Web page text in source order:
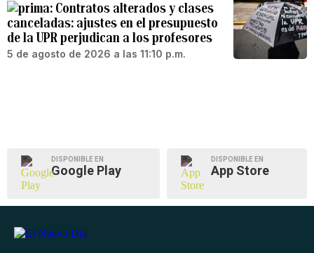
Contratos alterados y clases
canceladas: ajustes en el presupuesto
de la UPR perjudican a los profesores
5 de agosto de 2026 a las 11:10 p.m.
DISPONIBLE EN
Google Play
DISPONIBLE EN
App Store